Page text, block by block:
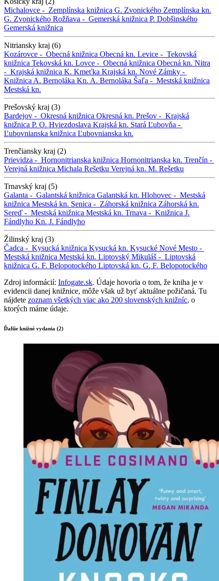
Michalovce - Zemplínska knižnica G. Zvonického Zemplínska kn.
G. Zvonického Rožňava - Gemerská knižnica P. Dobšinského
Gemerská knižnica
Nitriansky kraj (6)
Kozárovce - Obecná knižnica Obecná kn. Levice - Tekovská
knižnica Tekovská kn. Lovce - Obecná knižnica Obecná kn. Nitra
- Krajská knižnica K. Kmeťka Krajská kn. Nové Zámky -
Knižnica A. Bernoláka Kn. A. Bernoláka Šaľa - Mestská knižnica
Mestská kn.
Prešovský kraj (3)
Bardejov - Okresná knižnica Okresná kn. Prešov - Krajská
knižnica P. O. Hviezdoslava Krajská kn. Stará Ľubovňa -
Ľubovnianska knižnica Ľubovnianska kn.
Trenčiansky kraj (2)
Prievidza - Hornonitrianska knižnica Hornonitrianska kn. Trenčín -
Verejná knižnica Michala Rešetku Verejná kn. M. Rešetku
Trnavský kraj (5)
Galanta - Galantská knižnica Galantská kn. Hlohovec - Mestská
knižnica Mestská kn. Senica - Záhorská knižnica Záhorská kn.
Sereď - Mestská knižnica Mestská kn. Trnava - Knižnica J.
Fándlyho Kn. J. Fándlyho
Žilinský kraj (3)
Čadca - Kysucká knižnica Kysucká kn. Kysucké Nové Mesto -
Mestská knižnica Mestská kn. Liptovský Mikuláš - Liptovská
knižnica G. F. Belopotockého Liptovská kn. G. F. Belopotockého
Zdroj informácií: Infogate.sk. Údaje hovoria o tom, že kniha je v
evidencii danej knižnice, môže však už byť aktuálne požičaná. Tu
nájdete zoznam všetkých viac ako 200 slovenských knižníc, o
ktorých máme údaje.
Ďalšie knižné vydania (2)